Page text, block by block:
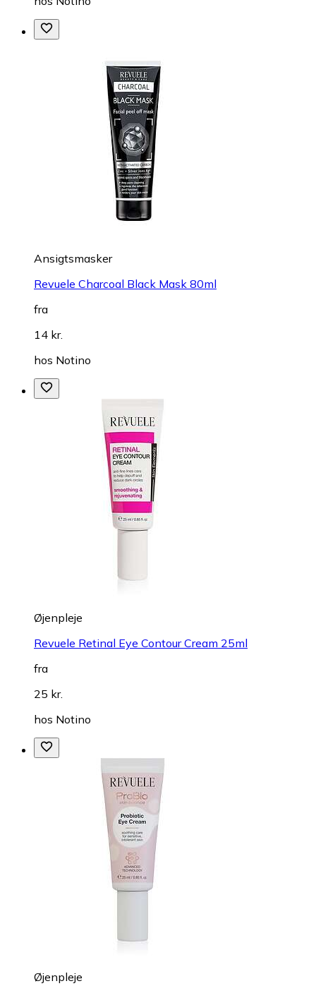
Ansigtsmasker
Revuele Charcoal Black Mask 80ml
fra
14 kr.
hos Notino
Øjenpleje
Revuele Retinal Eye Contour Cream 25ml
fra
25 kr.
hos Notino
Øjenpleje